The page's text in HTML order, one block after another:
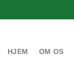
HJEM OM OS